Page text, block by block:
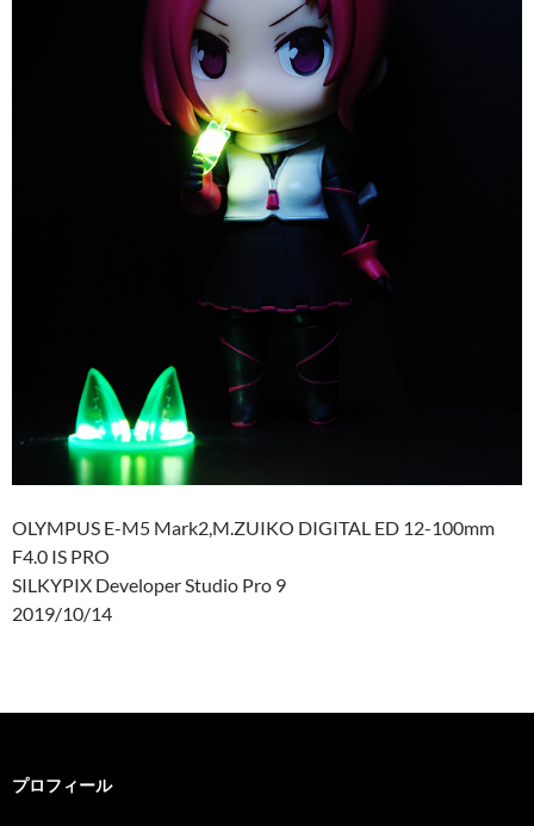
OLYMPUS E-M5 Mark2,M.ZUIKO DIGITAL ED 12-100mm
F4.0 IS PRO
SILKYPIX Developer Studio Pro 9
2019/10/14
プロフィール